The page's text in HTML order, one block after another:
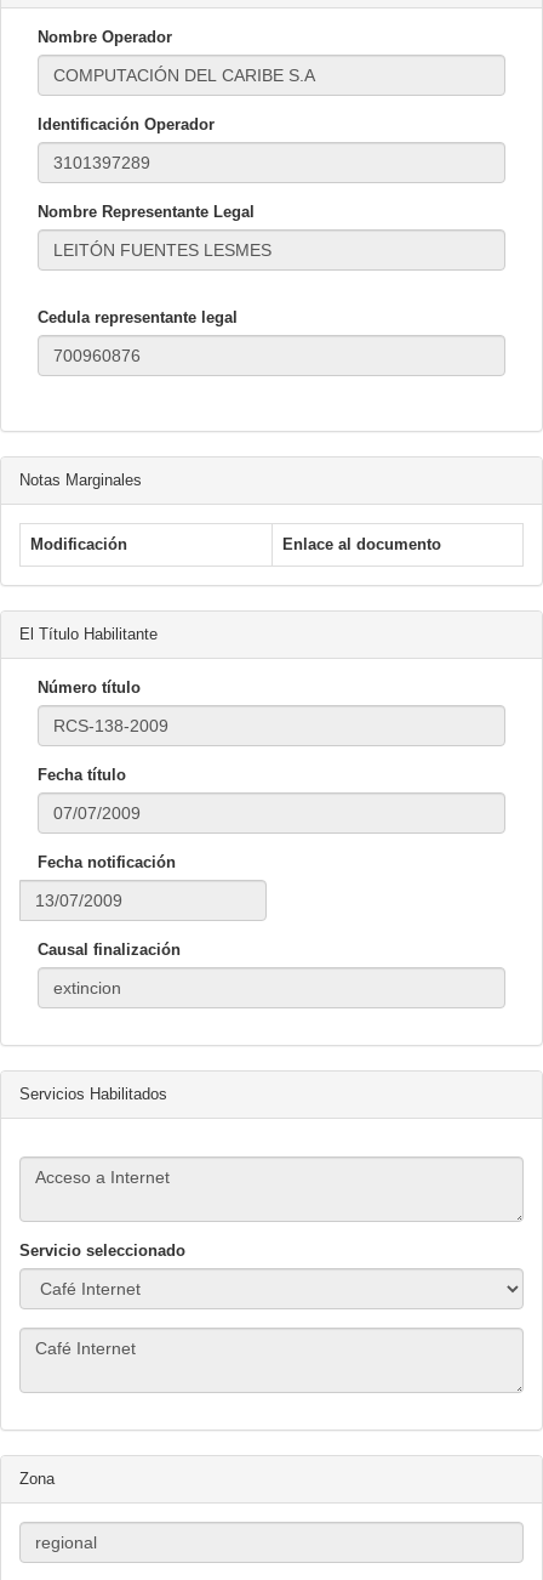
Nombre Operador
Identificación Operador
Nombre Representante Legal
Cedula representante legal
Notas Marginales
Modificación Enlace al documento
El Título Habilitante
Número título
Fecha título
Fecha notificación
Causal finalización
Servicios Habilitados
Servicio seleccionado
Zona